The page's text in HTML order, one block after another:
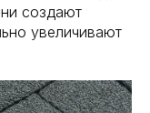
создают
увеличивают